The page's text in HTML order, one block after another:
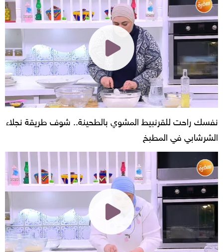
نفسك راحت للقرنبيط المشوي بالطحينة.. شوف طريقة نجلاء
الشرشابي في المطبخ